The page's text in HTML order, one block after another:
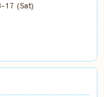
17 (Sat)